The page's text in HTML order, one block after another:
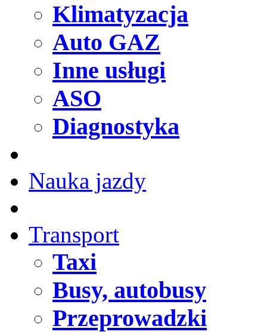
Klimatyzacja
Auto GAZ
Inne usługi
ASO
Diagnostyka
Nauka jazdy
Transport
Taxi
Busy, autobusy
Przeprowadzki